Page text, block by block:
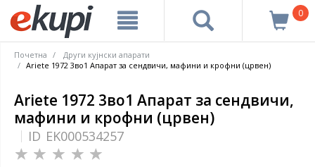
0
Почетна
Други кујнски апарати
Ariete 1972 3во1 Апарат за сендвичи, мафини и крофни (црвен)
Ariete 1972 3во1 Апарат за сендвичи,
мафини и крофни (црвен)
ID EK000534257